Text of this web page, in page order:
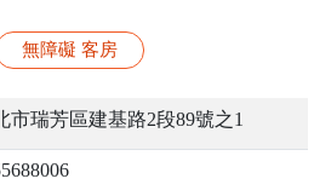
無障礙 客房
市瑞芳區建基路2段89號之1